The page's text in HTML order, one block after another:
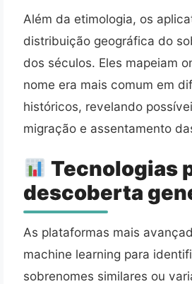
Além da etimologia, os
distribuição geográfica do
dos séculos. Eles mapeiam
nome era mais comum em
históricos, revelando
migração e assentamento
Tecnologias
descoberta
As plataformas mais
machine learning para
sobrenomes similares ou